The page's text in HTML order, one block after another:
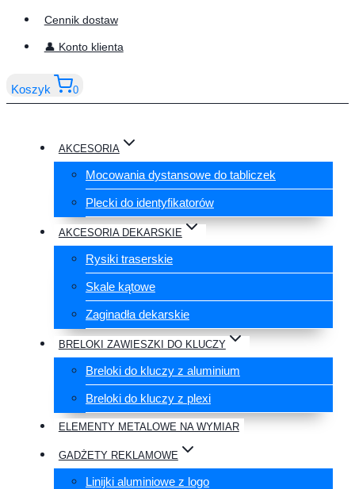
Cennik dostaw
👤 Konto klienta
Koszyk 0
AKCESORIA
Mocowania dystansowe do tabliczek
Plecki do identyfikatorów
AKCESORIA DEKARSKIE
Rysiki traserskie
Skale kątowe
Zaginadła dekarskie
BRELOKI ZAWIESZKI DO KLUCZY
Breloki do kluczy z aluminium
Breloki do kluczy z plexi
ELEMENTY METALOWE NA WYMIAR
GADŻETY REKLAMOWE
Linijki aluminiowe z logo